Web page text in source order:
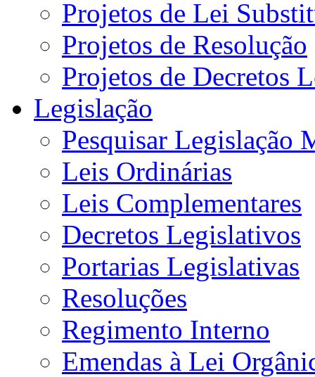
Projetos de Lei
Projetos de Resolução
Projetos de Decretos
Legislação
Pesquisar Legislação
Leis Ordinárias
Leis Complementares
Decretos Legislativos
Portarias Legislativas
Resoluções
Regimento Interno
Emendas à Lei